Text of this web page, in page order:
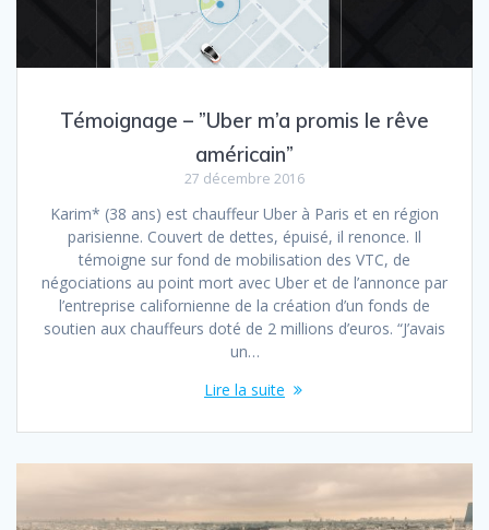
Témoignage – ”Uber m’a promis le rêve
américain”
27 décembre 2016
Karim* (38 ans) est chauffeur Uber à Paris et en région
parisienne. Couvert de dettes, épuisé, il renonce. Il
témoigne sur fond de mobilisation des VTC, de
négociations au point mort avec Uber et de l’annonce par
l’entreprise californienne de la création d’un fonds de
soutien aux chauffeurs doté de 2 millions d’euros. “J’avais
un…
Lire la suite